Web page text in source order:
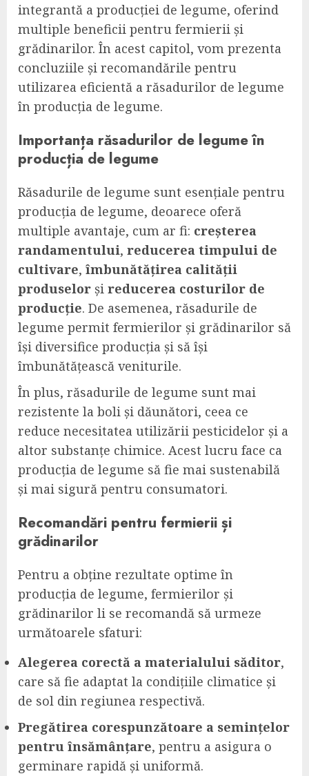
integrantă a producției de legume, oferind
multiple beneficii pentru fermierii și
grădinarilor. În acest capitol, vom prezenta
concluziile și recomandările pentru
utilizarea eficientă a răsadurilor de legume
în producția de legume.
Importanța răsadurilor de legume în
producția de legume
Răsadurile de legume sunt esențiale pentru
producția de legume, deoarece oferă
multiple avantaje, cum ar fi: creșterea
randamentului, reducerea timpului de
cultivare, îmbunătățirea calității
produselor și reducerea costurilor de
producție. De asemenea, răsadurile de
legume permit fermierilor și grădinarilor să
își diversifice producția și să își
îmbunătățească veniturile.
În plus, răsadurile de legume sunt mai
rezistente la boli și dăunători, ceea ce
reduce necesitatea utilizării pesticidelor și a
altor substanțe chimice. Acest lucru face ca
producția de legume să fie mai sustenabilă
și mai sigură pentru consumatori.
Recomandări pentru fermierii și
grădinarilor
Pentru a obține rezultate optime în
producția de legume, fermierilor și
grădinarilor li se recomandă să urmeze
următoarele sfaturi:
Alegerea corectă a materialului săditor,
care să fie adaptat la condițiile climatice și
de sol din regiunea respectivă.
Pregătirea corespunzătoare a semințelor
pentru însămânțare, pentru a asigura o
germinare rapidă și uniformă.